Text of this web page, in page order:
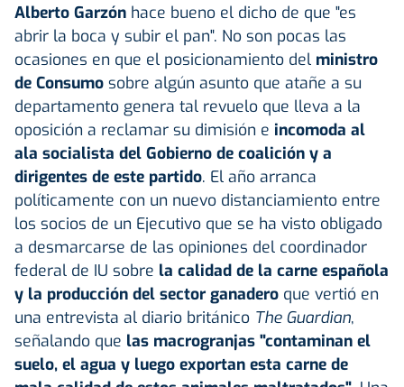
Alberto Garzón hace bueno el dicho de que "es
abrir la boca y subir el pan". No son pocas las
ocasiones en que el posicionamiento del ministro
de Consumo sobre algún asunto que atañe a su
departamento genera tal revuelo que lleva a la
oposición a reclamar su dimisión e incomoda al
ala socialista del Gobierno de coalición y a
dirigentes de este partido. El año arranca
políticamente con un nuevo distanciamiento entre
los socios de un Ejecutivo que se ha visto obligado
a desmarcarse de las opiniones del coordinador
federal de IU sobre la calidad de la carne española
y la producción del sector ganadero que vertió en
una entrevista al diario británico The Guardian,
señalando que las macrogranjas "contaminan el
suelo, el agua y luego exportan esta carne de